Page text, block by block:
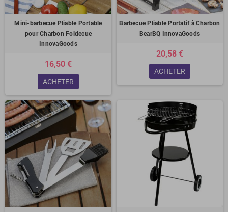
Mini-barbecue Pliable Portable
pour Charbon Foldecue
InnovaGoods
16,50 €
ACHETER
Barbecue Pliable Portatif à Charbon
BearBQ InnovaGoods
20,58 €
ACHETER